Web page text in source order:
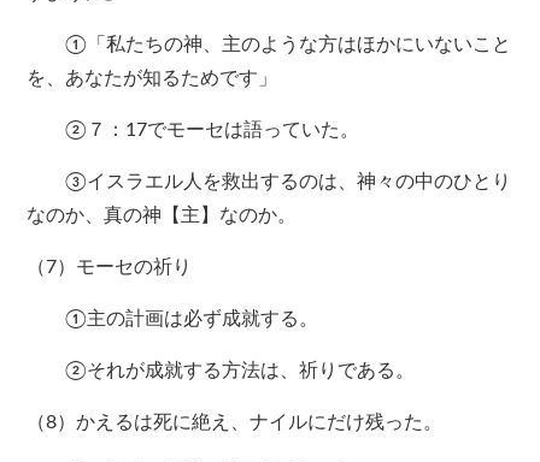
①「私たちの神、主のような方はほかにいないこと
を、あなたが知るためです」
②７：17でモーセは語っていた。
③イスラエル人を救出するのは、神々の中のひとり
なのか、真の神【主】なのか。
（7）モーセの祈り
①主の計画は必ず成就する。
②それが成就する方法は、祈りである。
（8）かえるは死に絶え、ナイルにだけ残った。